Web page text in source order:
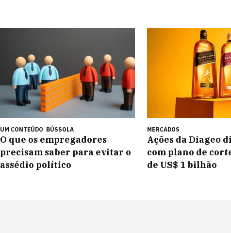
UM CONTEÚDO BÚSSOLA
O que os empregadores
precisam saber para evitar o
assédio político
MERCADOS
Ações da Diageo
com plano de
de US$ 1 bilhão